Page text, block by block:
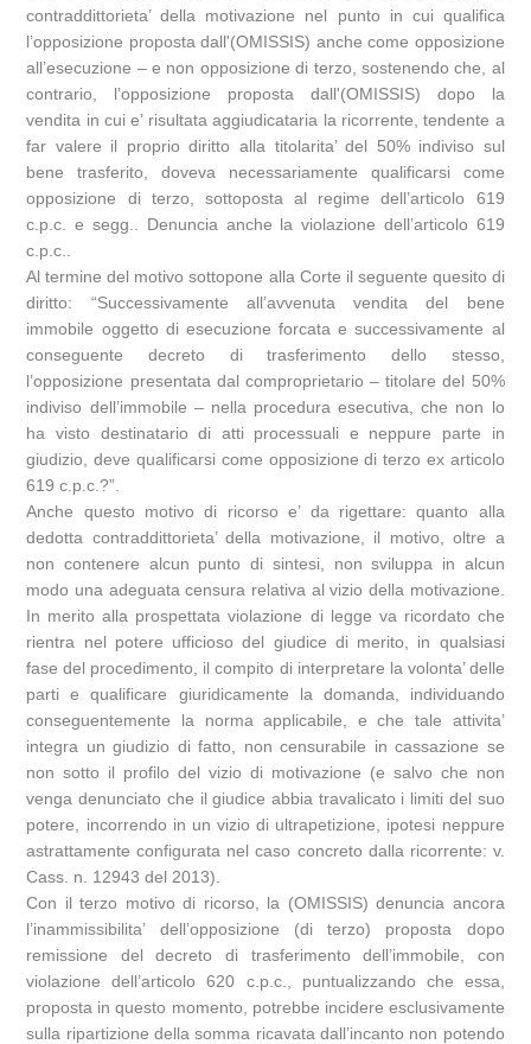
contraddittorieta’ della motivazione nel punto in cui qualifica
l’opposizione proposta dall'(OMISSIS) anche come opposizione
all’esecuzione – e non opposizione di terzo, sostenendo che, al
contrario, l’opposizione proposta dall'(OMISSIS) dopo la
vendita in cui e’ risultata aggiudicataria la ricorrente, tendente a
far valere il proprio diritto alla titolarita’ del 50% indiviso sul
bene trasferito, doveva necessariamente qualificarsi come
opposizione di terzo, sottoposta al regime dell’articolo 619
c.p.c. e segg.. Denuncia anche la violazione dell’articolo 619
c.p.c..
Al termine del motivo sottopone alla Corte il seguente quesito di
diritto: “Successivamente all’avvenuta vendita del bene
immobile oggetto di esecuzione forcata e successivamente al
conseguente decreto di trasferimento dello stesso,
l’opposizione presentata dal comproprietario – titolare del 50%
indiviso dell’immobile – nella procedura esecutiva, che non lo
ha visto destinatario di atti processuali e neppure parte in
giudizio, deve qualificarsi come opposizione di terzo ex articolo
619 c.p.c.?”.
Anche questo motivo di ricorso e’ da rigettare: quanto alla
dedotta contraddittorieta’ della motivazione, il motivo, oltre a
non contenere alcun punto di sintesi, non sviluppa in alcun
modo una adeguata censura relativa al vizio della motivazione.
In merito alla prospettata violazione di legge va ricordato che
rientra nel potere ufficioso del giudice di merito, in qualsiasi
fase del procedimento, il compito di interpretare la volonta’ delle
parti e qualificare giuridicamente la domanda, individuando
conseguentemente la norma applicabile, e che tale attivita’
integra un giudizio di fatto, non censurabile in cassazione se
non sotto il profilo del vizio di motivazione (e salvo che non
venga denunciato che il giudice abbia travalicato i limiti del suo
potere, incorrendo in un vizio di ultrapetizione, ipotesi neppure
astrattamente configurata nel caso concreto dalla ricorrente: v.
Cass. n. 12943 del 2013).
Con il terzo motivo di ricorso, la (OMISSIS) denuncia ancora
l’inammissibilita’ dell’opposizione (di terzo) proposta dopo
remissione del decreto di trasferimento dell’immobile, con
violazione dell’articolo 620 c.p.c., puntualizzando che essa,
proposta in questo momento, potrebbe incidere esclusivamente
sulla ripartizione della somma ricavata dall’incanto non potendo